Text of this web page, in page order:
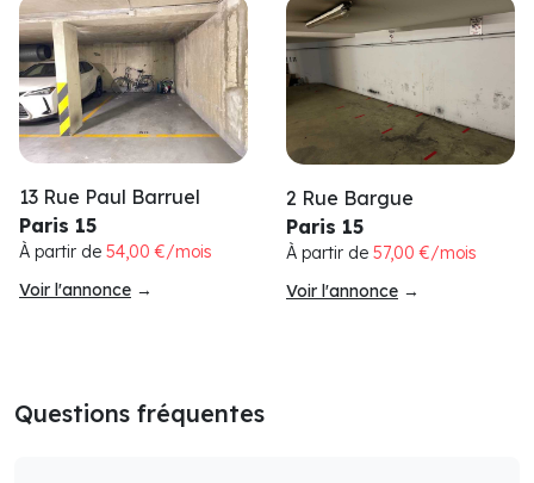
13 Rue Paul Barruel
Paris 15
À partir de 54,00 €/mois
Voir l'annonce →
2 Rue Bargue
Paris 15
À partir de 57,00 €/mois
Voir l'annonce →
Questions fréquentes